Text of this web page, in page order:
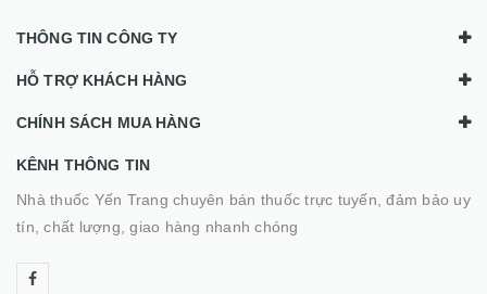
THÔNG TIN CÔNG TY
HỖ TRỢ KHÁCH HÀNG
CHÍNH SÁCH MUA HÀNG
KÊNH THÔNG TIN
Nhà thuốc Yến Trang chuyên bán thuốc trực tuyến, đảm bảo uy
tín, chất lượng, giao hàng nhanh chóng